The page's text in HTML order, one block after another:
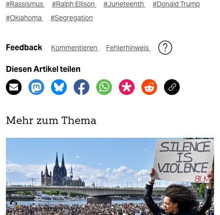
#Rassismus #Ralph Ellison #Juneteenth
#Donald Trump
#Oklahoma
#Segregation
Feedback Kommentieren Fehlerhinweis
Diesen Artikel teilen
Mehr zum Thema